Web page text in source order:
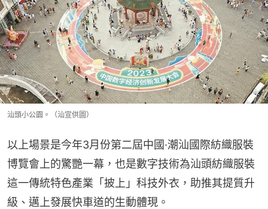
汕頭小公園。（汕宣供圖）
以上場景是今年3月份第二屆中國·潮汕國際紡織服裝
博覽會上的驚艷一幕，也是數字技術為汕頭紡織服裝
這一傳統特色產業「披上」科技外衣，助推其提質升
級、邁上發展快車道的生動體現。